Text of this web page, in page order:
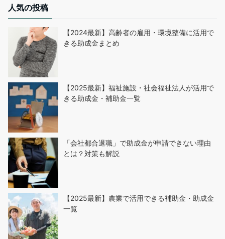
人気の投稿
【2024最新】高齢者の雇用・環境整備に活用で
きる助成金まとめ
【2025最新】福祉施設・社会福祉法人が活用で
きる助成金・補助金一覧
「会社都合退職」で助成金が申請できない理由
とは？対策も解説
【2025最新】農業で活用できる補助金・助成金
一覧